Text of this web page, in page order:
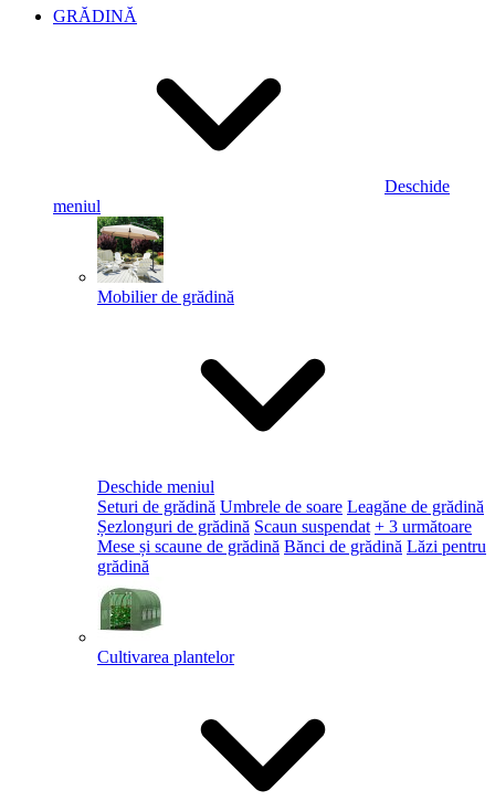
GRĂDINĂ
Deschide
meniul
Mobilier de grădină
Deschide meniul
Seturi de grădină Umbrele de soare Leagăne de grădină
Șezlonguri de grădină Scaun suspendat + 3 următoare
Mese și scaune de grădină Bănci de grădină Lăzi pentru
grădină
Cultivarea plantelor